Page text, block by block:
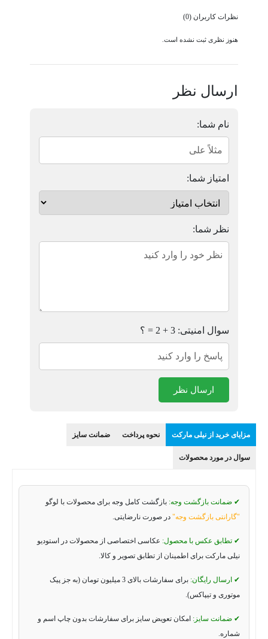
نظرات کاربران (0)
هنوز نظری ثبت نشده است.
ارسال نظر
نام شما:
امتیاز شما:
نظر شما:
سوال امنیتی: 3 + 2 = ؟
ارسال نظر
مزایای خرید از نیلی مارکت نحوه پرداخت ضمانت سایز
سوال در مورد محصولات
✔ ضمانت بازگشت وجه: بازگشت کامل وجه برای محصولات با لوگو
"گارانتی بازگشت وجه" در صورت نارضایتی.
✔ تطابق عکس با محصول: عکاسی اختصاصی از محصولات در استودیو
نیلی مارکت برای اطمینان از تطابق تصویر و کالا.
✔ ارسال رایگان:
برای سفارشات بالای 3 میلیون تومان (به جز پیک
موتوری و تیپاکس).
✔ ضمانت سایز: امکان تعویض سایز برای سفارشات بدون چاپ اسم و
شماره.